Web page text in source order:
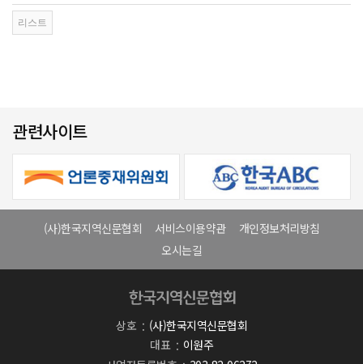
관련사이트
(사)한국지역신문협회 서비스이용약관
개인정보처리방침
오시는길
상호
(사)한국지역신문협회
대표
이원주